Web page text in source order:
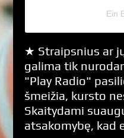
Ein
★ Straipsnius ar
galima tik
"Play Radio"
šmeižia, kursto
Skaitydami
atsakomybę, kad